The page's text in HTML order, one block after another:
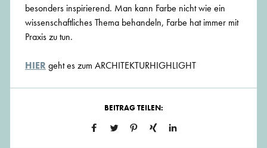
besonders inspirierend. Man kann Farbe nicht wie ein
wissenschaftliches Thema behandeln, Farbe hat immer mit
Praxis zu tun.
HIERgeht es zum ARCHITEKTURHIGHLIGHT
BEITRAG TEILEN: